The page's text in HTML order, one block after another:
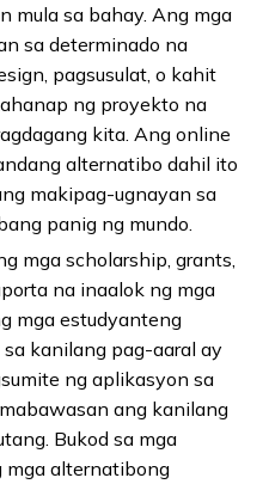
mula sa bahay. Ang mga
sa determinado na
pagsusulat, o kahit
ng proyekto na
kita. Ang online
alternatibo dahil ito
makipag-ugnayan sa
panig ng mundo.
mga scholarship, grants,
na inaalok ng mga
mga estudyanteng
kanilang pag-aaral ay
ng aplikasyon sa
ang kanilang
Bukod sa mga
mga alternatibong